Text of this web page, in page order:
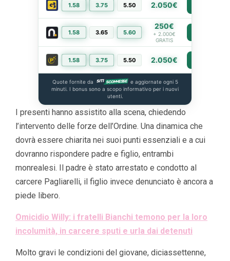
1.58 3.75 5.50 2.050€
1.58 3.65 5.60
250€
+ 2.000€
GRATIS
1.58 3.75 5.50 2.050€
Quote fornite da
e aggiornate ogni 5
minuti. I bonus sono a scopo informativo per i nuovi
utenti.
I presenti hanno assistito alla scena, chiedendo
l’intervento delle forze dell’Ordine. Una dinamica che
dovrà essere chiarita nei suoi punti essenziali e a cui
dovranno rispondere padre e figlio, entrambi
monrealesi. Il padre è stato arrestato e condotto al
carcere Pagliarelli, il figlio invece denunciato è ancora a
piede libero.
Omicidio Willy: i fratelli Bianchi temono per la loro
incolumità, in carcere sputi e urla dai detenuti
Molto gravi le condizioni del giovane, diciassettenne,